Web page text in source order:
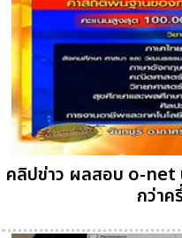
คลิปข่าว ผลสอบ o-net
กว่าค